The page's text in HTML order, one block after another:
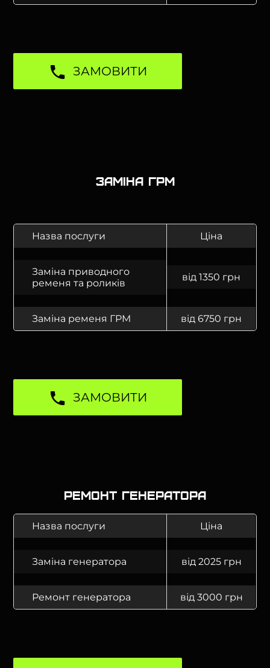
ЗАМОВИТИ
Заміна ГРМ
Назва послуги Ціна
Заміна приводного
ременя та роликів
від 1350 грн
Заміна ременя ГРМ від 6750 грн
ЗАМОВИТИ
Ремонт генератора
Назва послуги Ціна
Заміна генератора від 2025 грн
Ремонт генератора від 3000 грн